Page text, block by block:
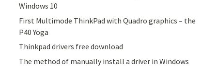
Windows 10
First Multimode ThinkPad with Quadro graphics – the
P40 Yoga
Thinkpad drivers free download
The method of manually install a driver in Windows